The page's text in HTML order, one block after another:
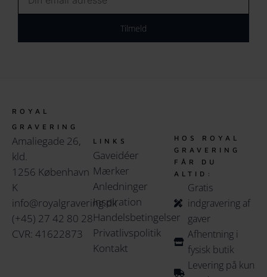
Tilmeld
ROYAL
GRAVERING
Amaliegade 26,
kld.
1256 København
K
info@royalgravering.dk
(+45) 27 42 80 28
CVR: 41622873
LINKS
Gaveidéer
Mærker
Anledninger
Inspiration
Handelsbetingelser
Privatlivspolitik
Kontakt
HOS ROYAL
GRAVERING
FÅR DU
ALTID:
Gratis
indgravering af
gaver
Afhentning i
fysisk butik
Levering på kun